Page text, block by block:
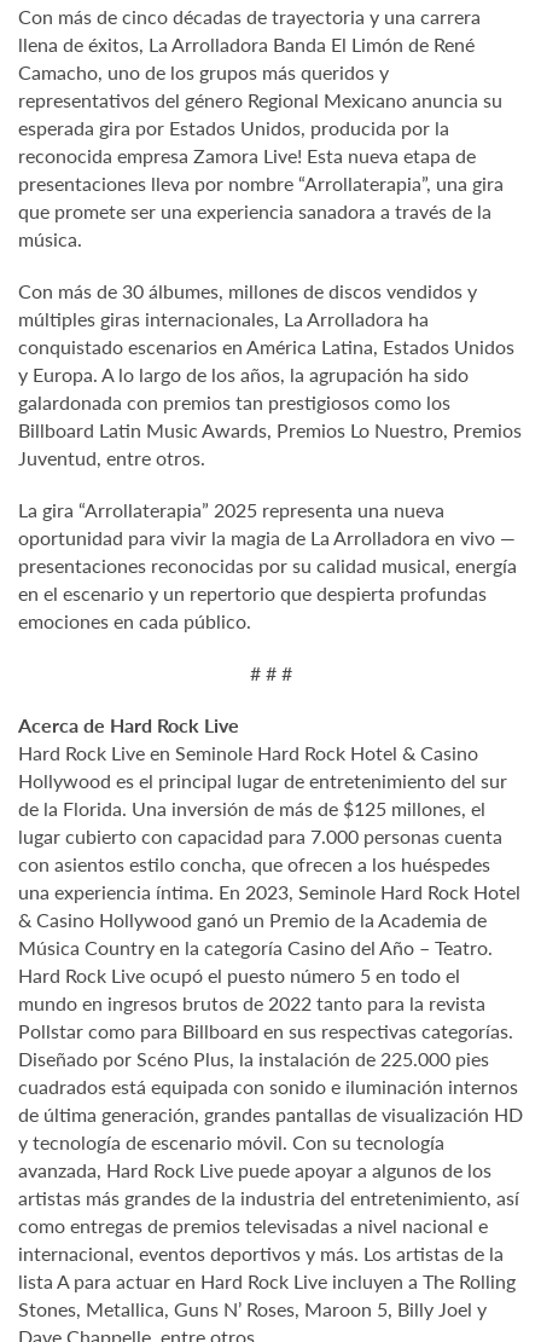
Con más de cinco décadas de trayectoria y una carrera
llena de éxitos, La Arrolladora Banda El Limón de René
Camacho, uno de los grupos más queridos y
representativos del género Regional Mexicano anuncia su
esperada gira por Estados Unidos, producida por la
reconocida empresa Zamora Live! Esta nueva etapa de
presentaciones lleva por nombre “Arrollaterapia”, una gira
que promete ser una experiencia sanadora a través de la
música.
Con más de 30 álbumes, millones de discos vendidos y
múltiples giras internacionales, La Arrolladora ha
conquistado escenarios en América Latina, Estados Unidos
y Europa. A lo largo de los años, la agrupación ha sido
galardonada con premios tan prestigiosos como los
Billboard Latin Music Awards, Premios Lo Nuestro, Premios
Juventud, entre otros.
La gira “Arrollaterapia” 2025 representa una nueva
oportunidad para vivir la magia de La Arrolladora en vivo —
presentaciones reconocidas por su calidad musical, energía
en el escenario y un repertorio que despierta profundas
emociones en cada público.
# # #
Acerca de Hard Rock Live
Hard Rock Live en Seminole Hard Rock Hotel & Casino
Hollywood es el principal lugar de entretenimiento del sur
de la Florida. Una inversión de más de $125 millones, el
lugar cubierto con capacidad para 7.000 personas cuenta
con asientos estilo concha, que ofrecen a los huéspedes
una experiencia íntima. En 2023, Seminole Hard Rock Hotel
& Casino Hollywood ganó un Premio de la Academia de
Música Country en la categoría Casino del Año – Teatro.
Hard Rock Live ocupó el puesto número 5 en todo el
mundo en ingresos brutos de 2022 tanto para la revista
Pollstar como para Billboard en sus respectivas categorías.
Diseñado por Scéno Plus, la instalación de 225.000 pies
cuadrados está equipada con sonido e iluminación internos
de última generación, grandes pantallas de visualización HD
y tecnología de escenario móvil. Con su tecnología
avanzada, Hard Rock Live puede apoyar a algunos de los
artistas más grandes de la industria del entretenimiento, así
como entregas de premios televisadas a nivel nacional e
internacional, eventos deportivos y más. Los artistas de la
lista A para actuar en Hard Rock Live incluyen a The Rolling
Stones, Metallica, Guns N’ Roses, Maroon 5, Billy Joel y